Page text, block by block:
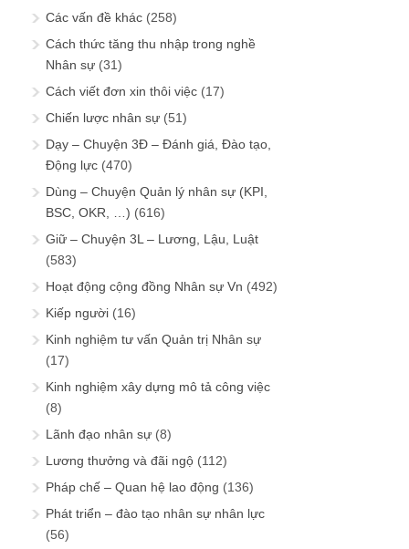
Các vấn đề khác (258)
Cách thức tăng thu nhập trong nghề
Nhân sự (31)
Cách viết đơn xin thôi việc (17)
Chiến lược nhân sự (51)
Dạy – Chuyện 3Đ – Đánh giá, Đào tạo,
Động lực (470)
Dùng – Chuyện Quản lý nhân sự (KPI,
BSC, OKR, …) (616)
Giữ – Chuyện 3L – Lương, Lậu, Luật
(583)
Hoạt động cộng đồng Nhân sự Vn (492)
Kiếp người (16)
Kinh nghiệm tư vấn Quản trị Nhân sự
(17)
Kinh nghiệm xây dựng mô tả công việc
(8)
Lãnh đạo nhân sự (8)
Lương thưởng và đãi ngộ (112)
Pháp chế – Quan hệ lao động (136)
Phát triển – đào tạo nhân sự nhân lực
(56)